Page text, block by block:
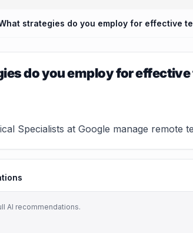
strategies do you employ for effective
do you employ for
Specialists at Google manage remote
AI recommendations.